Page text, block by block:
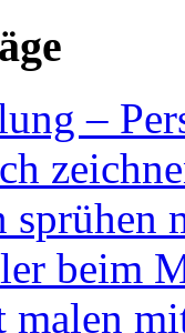
–
sprühen
beim
malen